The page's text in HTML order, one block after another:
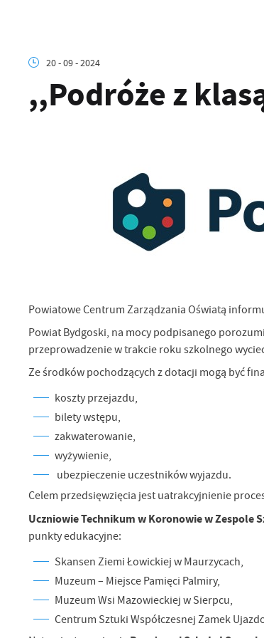
20 - 09 - 2024
,,Podróże z
Powiatowe Centrum Zarządzania Oświatą
Powiat Bydgoski, na mocy podpisanego
przeprowadzenie w trakcie roku szkolnego
Ze środków pochodzących z dotacji mogą być
koszty przejazdu,
bilety wstępu,
zakwaterowanie,
wyżywienie,
ubezpieczenie uczestników wyjazdu.
Celem przedsięwzięcia jest uatrakcyjnienie
Uczniowie Technikum w Koronowie w Zespole
punkty edukacyjne:
Skansen Ziemi Łowickiej w Maurzycach,
Muzeum – Miejsce Pamięci Palmiry,
Muzeum Wsi Mazowieckiej w Sierpcu,
Centrum Sztuki Współczesnej Zamek